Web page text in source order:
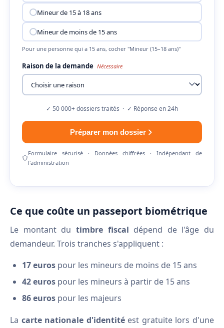
Mineur de 15 à 18 ans
Mineur de moins de 15 ans
Pour une personne qui a 15 ans, cocher "Mineur (15–18 ans)"
Raison de la demande Nécessaire
✓ 50 000+ dossiers traités · ✓ Réponse en 24h
Préparer mon dossier
Formulaire sécurisé · Données chiffrées · Indépendant de
l'administration
Ce que coûte un passeport biométrique
Le montant du timbre fiscal dépend de l'âge du
demandeur. Trois tranches s'appliquent :
17 euros pour les mineurs de moins de 15 ans
42 euros pour les mineurs à partir de 15 ans
86 euros pour les majeurs
La carte nationale d'identitéest gratuite lors d'une